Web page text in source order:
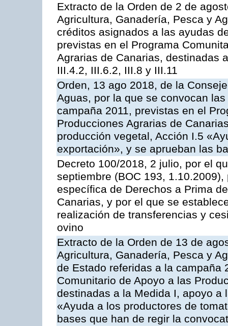
Extracto de la Orden de 2 de
Agricultura, Ganadería, Pesca y
créditos asignados a las ayudas
previstas en el Programa
Agrarias de Canarias, destinadas
III.4.2, III.6.2, III.8 y III.11
Orden, 13 ago 2018, de la
Aguas, por la que se convocan
campaña 2011, previstas en el
Producciones Agrarias de
producción vegetal, Acción I.5
exportación», y se aprueban las
Decreto 100/2018, 2 julio, por el
septiembre (BOC 193,
específica de Derechos a Prima
Canarias, y por el que se
realización de transferencias y
ovino
Extracto de la Orden de 13 de
Agricultura, Ganadería, Pesca y
de Estado referidas a la campaña
Comunitario de Apoyo a las
destinadas a la Medida I, apoyo a
«Ayuda a los productores de
bases que han de regir la